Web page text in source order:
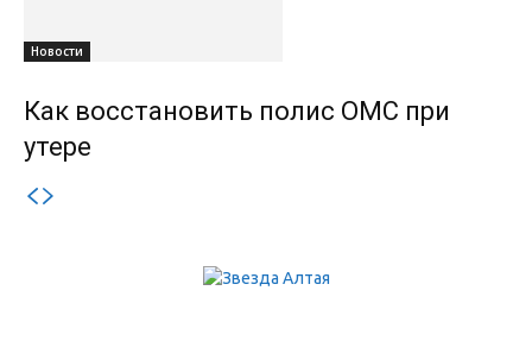
Новости
Как восстановить полис ОМС при
утере